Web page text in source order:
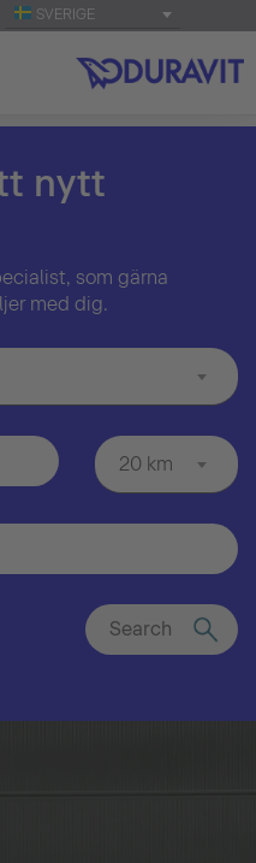
SVERIGE
nytt
som gärna
med dig.
20 km
Search